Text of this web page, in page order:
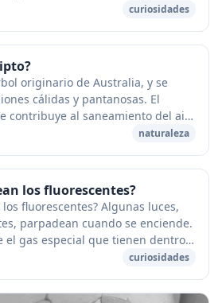
filamento, se calienta...curiosidades
originario de Australia, y se
cálidas y pantanosas. El
contribuye al saneamiento del aire
mosquito...
naturaleza
los fluorescentes?
fluorescentes? Algunas luces,
parpadean cuando se enciende.
el gas especial que tienen dentro
que la corrie...
curiosidades